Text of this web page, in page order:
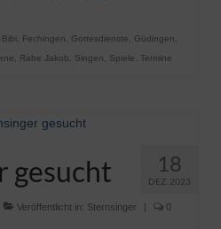
Fechingen Gottesdienste Güdingen
Rabe Jakob Singen Spiele Termine
18
DEZ. 2023
gesucht
Veröffentlicht in: Sternsinger 0